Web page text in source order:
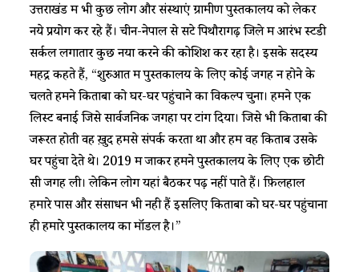
उत्तराखंड में भी कुछ लोग और संस्थाएं ग्रामीण पुस्तकालय को लेकर
नये प्रयोग कर रहे हैं। चीन-नेपाल से सटे पिथौरागढ़ जिले में आरंभ स्टडी
सर्कल लगातार कुछ नया करने की कोशिश कर रहा है। इसके सदस्य
महेंद्र कहते हैं, “शुरुआत में पुस्तकालय के लिए कोई जगह न होने के
चलते हमने किताबों को घर-घर पहुंचाने का विकल्प चुना। हमने एक
लिस्ट बनाई जिसे सार्वजनिक जगहों पर टांग दिया। जिसे भी किताबों की
जरूरत होती वह ख़ुद हमसे संपर्क करता था और हम वह किताबें उसके
घर पहुंचा देते थे। 2019 में जाकर हमने पुस्तकालय के लिए एक छोटी
सी जगह ली। लेकिन लोग यहां बैठकर पढ़ नहीं पाते हैं। फ़िलहाल
हमारे पास और संसाधन भी नही हैं इसलिए किताबों को घर-घर पहुंचाना
ही हमारे पुस्तकालय का मॉडल है।”